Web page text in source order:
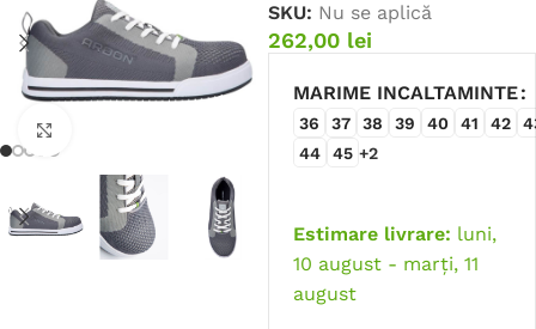
SKU: Nu se aplică
262,00 lei
MARIME INCALTAMINTE
36 37 38 39 40 41 42
44
45 +2
Estimare livrare: luni,
10 august - marți, 11
august